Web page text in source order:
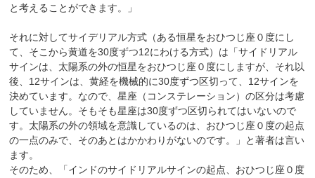
と考えることができます。」
それに対してサイデリアル方式（ある恒星をおひつじ座０度にし
て、そこから黄道を30度ずつ12にわける方式）は「サイドリアル
サインは、太陽系の外の恒星をおひつじ座０度にしますが、それ以
後、12サインは、黄経を機械的に30度ずつ区切って、12サインを
決めています。なので、星座（コンステレーション）の区分は考慮
していません。そもそも星座は30度ずつ区切られてはいないので
す。太陽系の外の領域を意識しているのは、おひつじ座０度の起点
の一点のみで、そのあとはかかわりがないのです。」と著者は言い
ます。
そのため、「インドのサイドリアルサインの起点、おひつじ座０度